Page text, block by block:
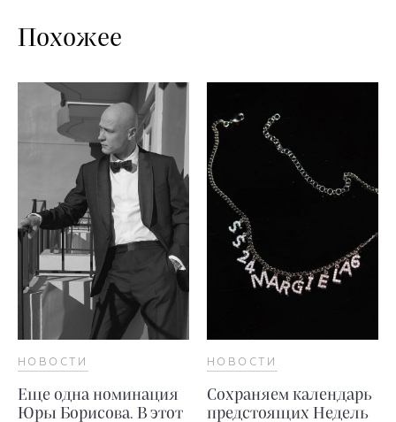
Похожее
НОВОСТИ
Еще одна номинация
Юры Борисова. В этот
НОВОСТИ
Сохраняем календарь
предстоящих Недель